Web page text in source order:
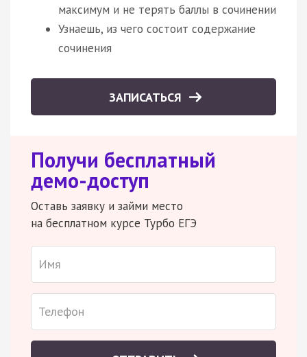
максимум и не терять баллы в сочинении
Узнаешь, из чего состоит содержание
сочинения
ЗАПИСАТЬСЯ
Получи бесплатный
демо-доступ
Оставь заявку и займи место
на бесплатном курсе Турбо ЕГЭ